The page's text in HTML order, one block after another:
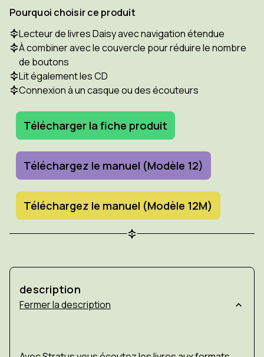
Stratus
12H
-
Lecteur
Daisy
portable
Stratus
12H
-
Lecteur
Daisy
Pourquoi choisir ce produit
Lecteur de livres Daisy avec navigation étendue
À combiner avec le couvercle pour réduire le nombre
de boutons
Lit également les CD
Connexion à un casque ou des écouteurs
Télécharger la fiche produit
Téléchargez le manuel (Modèle 12)
Téléchargez le manuel (Modèle 12M)
description
description